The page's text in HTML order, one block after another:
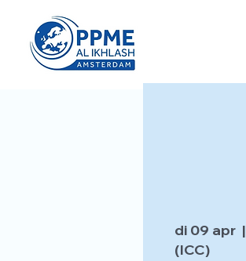
di 09 apr
  |
(ICC)